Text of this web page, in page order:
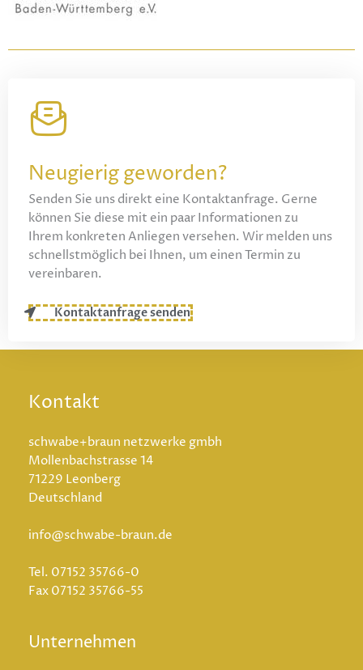
Neugierig geworden?
Senden Sie uns direkt eine Kontaktanfrage. Gerne
können Sie diese mit ein paar Informationen zu
Ihrem konkreten Anliegen versehen. Wir melden uns
schnellstmöglich bei Ihnen, um einen Termin zu
vereinbaren.
Kontaktanfrage senden
Kontakt
schwabe+braun netzwerke gmbh
Mollenbachstrasse 14
71229 Leonberg
Deutschland
info@schwabe-braun.de
Tel. 07152 35766-0
Fax 07152 35766-55
Unternehmen